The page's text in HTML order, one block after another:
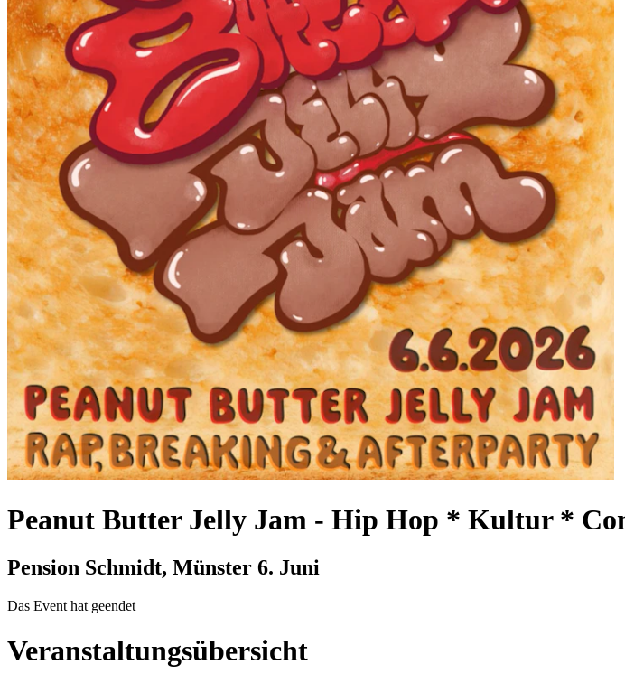
Peanut Butter Jelly Jam - Hip Hop * Kultur *
Pension Schmidt, Münster 6. Juni
Das Event hat geendet
Veranstaltungsübersicht